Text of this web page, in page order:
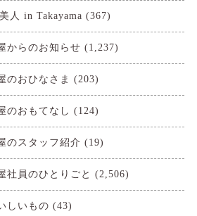
人 in Takayama (367)
からのお知らせ (1,237)
おひなさま (203)
おもてなし (124)
スタッフ紹介 (19)
員のひとりごと (2,506)
しいもの (43)